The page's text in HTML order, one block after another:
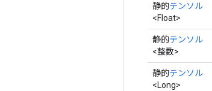
静的テンソル
<Float>
静的テンソル
<整数>
静的テンソル
<Long>